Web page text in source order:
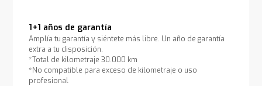
1+1 años de garantía
Amplía tu garantía y siéntete más libre. Un año de garantía
extra a tu disposición.
*Total de kilometraje 30.000 km
*No compatible para exceso de kilometraje o uso
profesional